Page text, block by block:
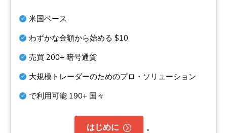
米国ベース
わずかな金額から始める$10
売買200+ 暗号通貨
大規模トレーダーのためのプロ・ソリューション
で利用可能 190+ 国々
はじめに 。